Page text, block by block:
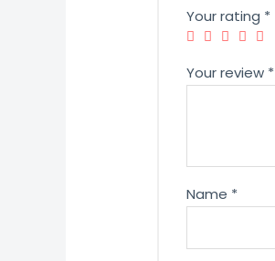
Your rating *
Your review *
Name *